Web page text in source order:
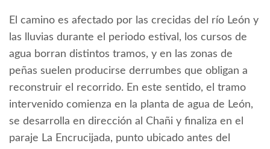
El camino es afectado por las crecidas del río León y
las lluvias durante el periodo estival, los cursos de
agua borran distintos tramos, y en las zonas de
peñas suelen producirse derrumbes que obligan a
reconstruir el recorrido. En este sentido, el tramo
intervenido comienza en la planta de agua de León,
se desarrolla en dirección al Chañi y finaliza en el
paraje La Encrucijada, punto ubicado antes del